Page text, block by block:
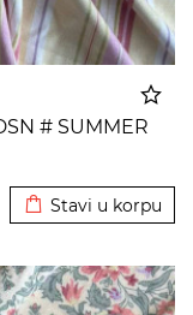
# SUMMER
Stavi u korpu